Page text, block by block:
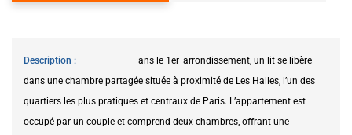
Description
ans le 1er_arrondissement, un lit se libère
dans une chambre partagée située à proximité de Les Halles, l’un des
quartiers les plus pratiques et centraux de Paris. L’appartement est
occupé par un couple et comprend deux chambres, offrant une